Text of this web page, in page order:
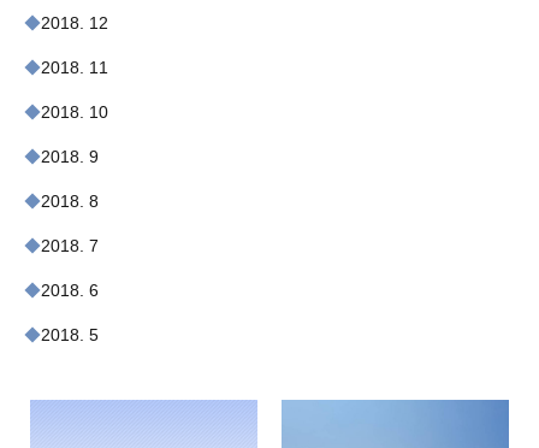
2018. 12
2018. 11
2018. 10
2018. 9
2018. 8
2018. 7
2018. 6
2018. 5